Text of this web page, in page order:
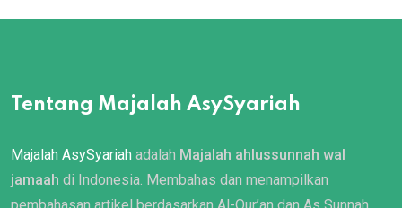
Tentang Majalah AsySyariah
Majalah AsySyariah adalah Majalah ahlussunnah wal
jamaah di Indonesia. Membahas dan menampilkan